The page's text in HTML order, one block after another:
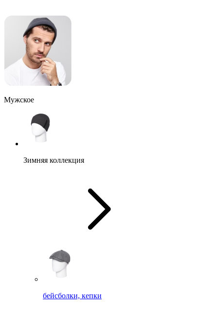
Мужское
Зимняя коллекция
бейсболки, кепки